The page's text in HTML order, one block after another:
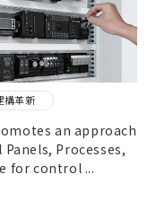
構革新
an approach
Processes,
for control ...